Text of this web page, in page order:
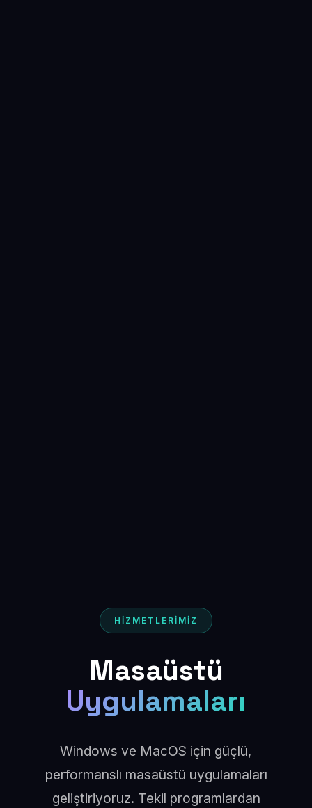
HİZMETLERİMİZ
Masaüstü
Uygulamaları
Windows ve MacOS için güçlü,
performanslı masaüstü uygulamaları
geliştiriyoruz. Tekil programlardan